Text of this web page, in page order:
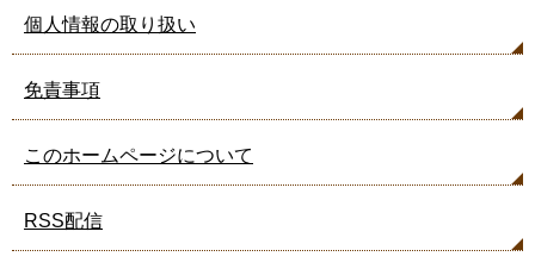
個人情報の取り扱い
免責事項
このホームページについて
RSS配信